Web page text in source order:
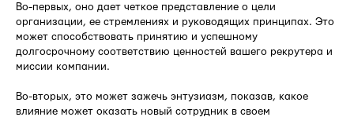
Во-первых, оно дает четкое представление о цели
организации, ее стремлениях и руководящих принципах. Это
может способствовать принятию и успешному
долгосрочному соответствию ценностей вашего рекрутера и
миссии компании.
Во-вторых, это может зажечь энтузиазм, показав, какое
влияние может оказать новый сотрудник в своем